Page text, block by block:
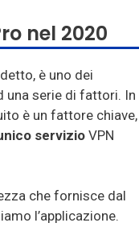
nel 2020
è uno dei
una serie di fattori. In
è un fattore chiave,
servizio VPN
che fornisce dal
l’applicazione.